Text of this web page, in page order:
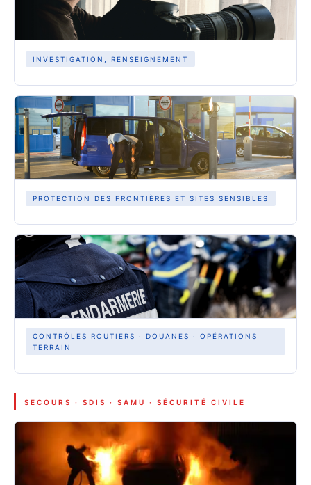
INVESTIGATION, RENSEIGNEMENT
PROTECTION DES FRONTIÈRES ET SITES SENSIBLES
CONTRÔLES ROUTIERS · DOUANES · OPÉRATIONS
TERRAIN
SECOURS · SDIS · SAMU · SÉCURITÉ CIVILE